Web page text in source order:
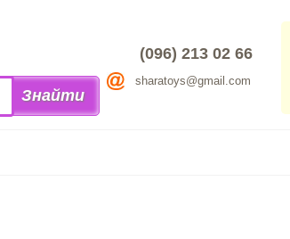
(096) 213 02 66
sharatoys@gmail.com